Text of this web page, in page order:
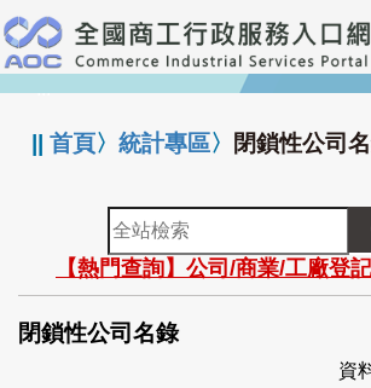
跳
到
主
要
:::
||首頁〉統計專區〉 閉鎖性公司
全
站
檢
索
【熱門查詢】公司/商業/工廠登
閉鎖性公司名錄
資